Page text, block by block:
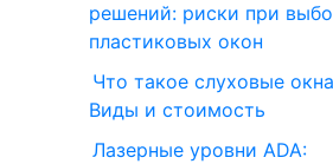
решений: риски при
пластиковых окон
Что такое слуховые
Виды и стоимость
Лазерные уровни ADA: